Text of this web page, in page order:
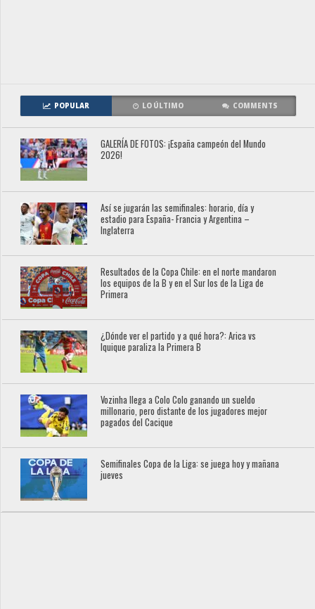
POPULAR LO ÚLTIMO COMMENTS
GALERÍA DE FOTOS: ¡España campeón del Mundo
2026!
Así se jugarán las semifinales: horario, día y
estadio para España- Francia y Argentina –
Inglaterra
Resultados de la Copa Chile: en el norte mandaron
los equipos de la B y en el Sur los de la Liga de
Primera
¿Dónde ver el partido y a qué hora?: Arica vs
Iquique paraliza la Primera B
Vozinha llega a Colo Colo ganando un sueldo
millonario, pero distante de los jugadores mejor
pagados del Cacique
Semifinales Copa de la Liga: se juega hoy y mañana
jueves